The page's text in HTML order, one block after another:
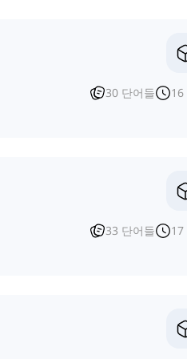
30 단어들 16
33 단어들 17